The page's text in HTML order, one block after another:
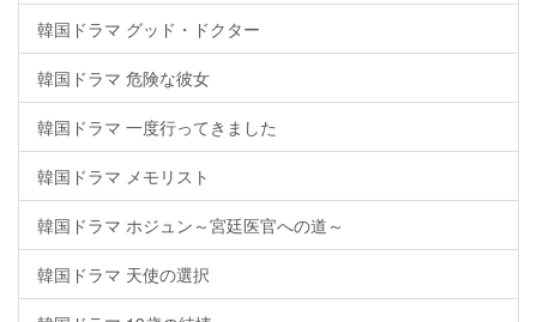
韓国ドラマ グッド・ドクター
韓国ドラマ 危険な彼女
韓国ドラマ 一度行ってきました
韓国ドラマ メモリスト
韓国ドラマ ホジュン～宮廷医官への道～
韓国ドラマ 天使の選択